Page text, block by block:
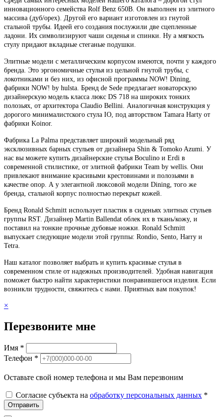
инновационного семейства Rolf Benz 650В. Он выполнен из элитного
массива (дуб/орех). Другой его вариант изготовлен из гнутой
стальной трубы. Идеей его создания послужили две сцепленные
ладони. Их символизируют чаши сиденья и спинки. Ну а мягкость
стулу придают вкладные стеганые подушки.
Элитные модели с металлическим корпусом имеются, почти у каждого
бренда. Это эргономичные стулья из цельной гнутой трубы, с
локотниками и без них, из офисной программы NOW! Dining,
фабрики NOW! by hulsta. Бренд de Sede предлагает новаторскую
дизайнерскую модель класса люкс DS 718 на широких тонких
полозьях, от архитектора Claudio Bellini. Аналогичная конструкция у
дорогого минималистского стула IO, под авторством Tamara Harty от
фабрики Koinor.
Фабрика La Palma представляет широкий модельный ряд
эксклюзивных барных стульев от дизайнера Shin & Tomoko Azumi. У
нас вы можете купить дизайнерские стулья Boculino и Erdi в
современной стилистике, от элитной фабрики Team by wellis. Они
привлекают внимание красивыми крестовинами и полозьями в
качестве опор. А у элегантной люксовой модели Dining, того же
бренда, стальной корпус полностью перекрыт кожей.
Бренд Ronald Schmitt использует пластик в сиденьях элитных стульев
группы RST. Дизайнер Martin Ballendat облек их в ткань/кожу, и
поставил на тонкие прочные дубовые ножки. Ronald Schmitt
выпускает следующие модели этой группы: Rondio, Sento, Harry и
Tetra.
Наш каталог позволяет выбрать и купить красивые стулья в
современном стиле от надежных производителей. Удобная навигация
поможет быстро найти характеристики понравившегося изделия. Если
возникли трудности, свяжитесь с нами. Приятных вам покупок!
×
Перезвоните мне
Имя *
Телефон *
Оставьте свой номер телефона и мы Вам перезвоним
Согласие субъекта на обработку персональных данных *
Отправить